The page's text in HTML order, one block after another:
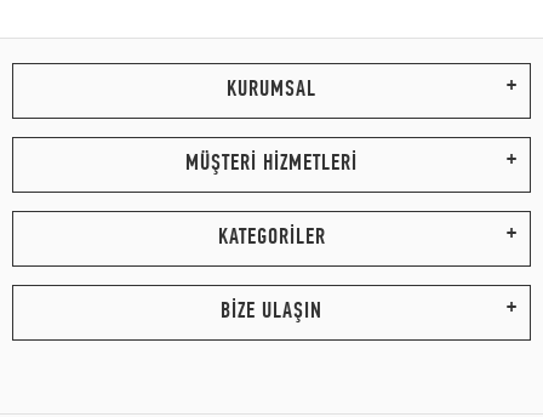
KURUMSAL
MÜŞTERİ HİZMETLERİ
KATEGORİLER
BİZE ULAŞIN